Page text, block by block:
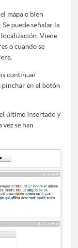
mapa o bien
puede señalar la
Viene
o cuando se
continuar
en el botón
último insertado y
vez se han